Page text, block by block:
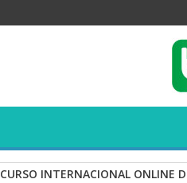
CURSO INTERNACIONAL ONLINE